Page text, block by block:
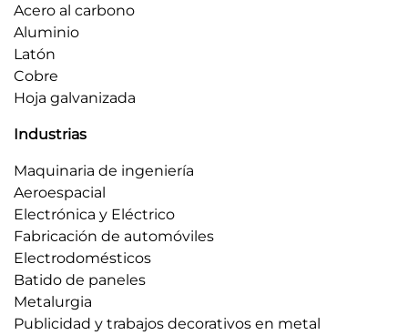
Acero al carbono
Aluminio
Latón
Cobre
Hoja galvanizada
Industrias
Maquinaria de ingeniería
Aeroespacial
Electrónica y Eléctrico
Fabricación de automóviles
Electrodomésticos
Batido de paneles
Metalurgia
Publicidad y trabajos decorativos en metal